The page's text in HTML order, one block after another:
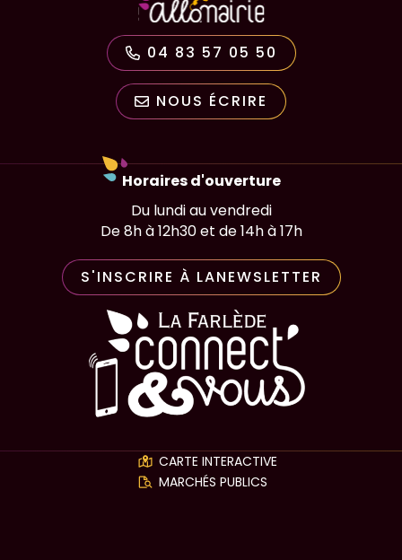
04 83 57 05 50
NOUS ÉCRIRE
Horaires d'ouverture
Du lundi au vendredi
De 8h à 12h30 et de 14h à 17h
S'INSCRIRE À LANEWSLETTER
CARTE INTERACTIVE
MARCHÉS PUBLICS